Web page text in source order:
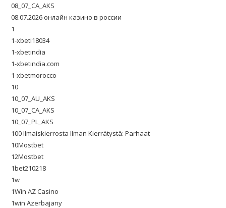
08_07_CA_AKS
08.07.2026 онлайн казино в россии
1
1-xbeti18034
1-xbetindia
1-xbetindia.com
1-xbetmorocco
10
10_07_AU_AKS
10_07_CA_AKS
10_07_PL_AKS
100 Ilmaiskierrosta Ilman Kierrätystä: Parhaat
10Mostbet
12Mostbet
1bet210218
1w
1Win AZ Casino
1win Azerbajany